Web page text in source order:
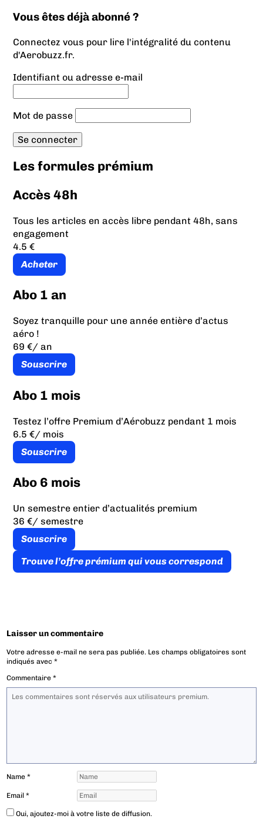
Vous êtes déjà abonné ?
Connectez vous pour lire l'intégralité du contenu
d'Aerobuzz.fr.
Identifiant ou adresse e-mail
Mot de passe
Les formules prémium
Accès 48h
Tous les articles en accès libre pendant 48h, sans
engagement
4.5 €
Acheter
Abo 1 an
Soyez tranquille pour une année entière d’actus
aéro !
69 €/ an
Souscrire
Abo 1 mois
Testez l’offre Premium d’Aérobuzz pendant 1 mois
6.5 €/ mois
Souscrire
Abo 6 mois
Un semestre entier d’actualités premium
36 €/ semestre
Souscrire
Trouve l’offre prémium qui vous correspond
Laisser un commentaire
Votre adresse e-mail ne sera pas publiée. Les champs obligatoires sont
indiqués avec*
Commentaire*
Name*
Email*
Oui, ajoutez-moi à votre liste de diffusion.